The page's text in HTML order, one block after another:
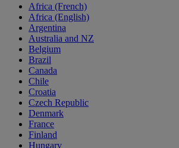
Africa (French)
Africa (English)
Argentina
Australia and NZ
Belgium
Brazil
Canada
Chile
Croatia
Czech Republic
Denmark
France
Finland
Hungary